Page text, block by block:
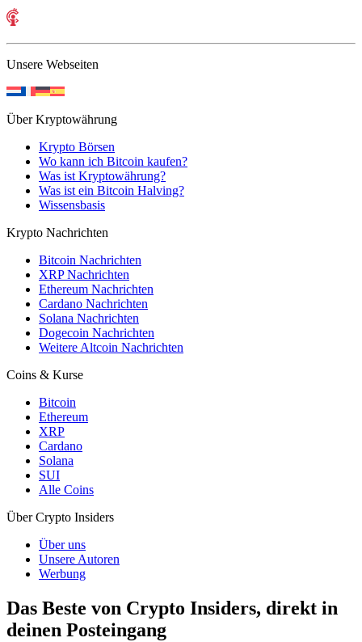
Unsere Webseiten
Über Kryptowährung
Krypto Börsen
Wo kann ich Bitcoin kaufen?
Was ist Kryptowährung?
Was ist ein Bitcoin Halving?
Wissensbasis
Krypto Nachrichten
Bitcoin Nachrichten
XRP Nachrichten
Ethereum Nachrichten
Cardano Nachrichten
Solana Nachrichten
Dogecoin Nachrichten
Weitere Altcoin Nachrichten
Coins & Kurse
Bitcoin
Ethereum
XRP
Cardano
Solana
SUI
Alle Coins
Über Crypto Insiders
Über uns
Unsere Autoren
Werbung
Das Beste von Crypto Insiders, direkt in
deinen Posteingang